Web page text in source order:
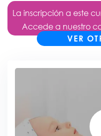
La inscripción a este
Accede a nuestro
VER